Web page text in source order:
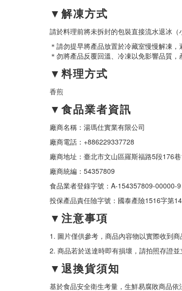
▼解凍方式
請於料理前將未拆封的包裝直接流水退冰
＊請勿提早將產品放置於冷藏室慢慢解凍
＊勿將產品反覆回溫、冷凍以免影響品質
▼料理方式
香煎
▼食品業者資訊
廠商名稱：湯瑪仕實業有限公司
廠商電話：+886229337728
廠商地址：臺北市文山區羅斯福路5段176
廠商統編：54357809
食品業者登錄字號：A-154357809-00000-9
投保產品責任險字號：國泰產險1516字第
▼注意事項
1. 圖片僅供參考，商品內容物以實際收到商
2. 商品若於送達時即有損壞，請拍照存證並
▼退換貨須知
基於食品安全衛生考量，生鮮易腐敗商品